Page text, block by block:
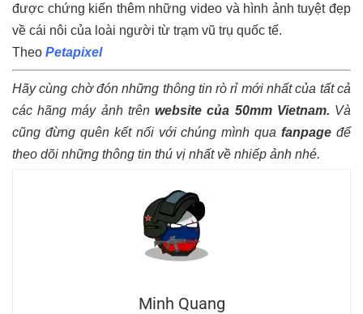
được chứng kiến thêm những video và hình ảnh tuyệt đẹp
về cái nôi của loài người từ trạm vũ trụ quốc tế.
Theo Petapixel
Hãy cùng chờ đón những thông tin rò rỉ mới nhất của tất cả
các hãng máy ảnh trênwebsite của 50mm Vietnam. Và
cũng đừng quên kết nối với chúng mình quafanpage để
theo dõi những thông tin thú vị nhất về nhiếp ảnh nhé.
Minh Quang